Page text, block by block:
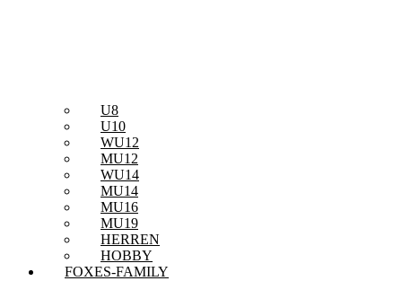
U8
U10
WU12
MU12
WU14
MU14
MU16
MU19
HERREN
HOBBY
FOXES-FAMILY